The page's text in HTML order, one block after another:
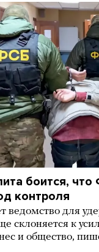
боится,
контроля
ведомство для
склоняется к
и общество,